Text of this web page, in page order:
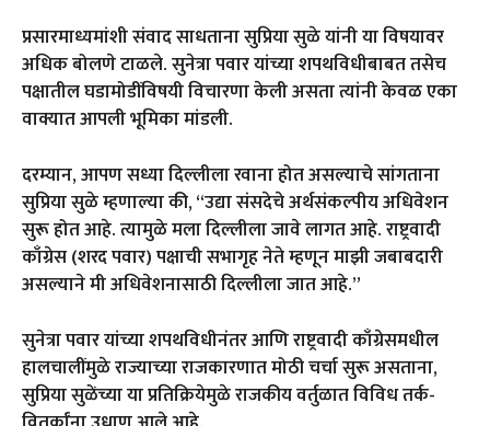
प्रसारमाध्यमांशी संवाद साधताना सुप्रिया सुळे यांनी या विषयावर
अधिक बोलणे टाळले. सुनेत्रा पवार यांच्या शपथविधीबाबत तसेच
पक्षातील घडामोडींविषयी विचारणा केली असता त्यांनी केवळ एका
वाक्यात आपली भूमिका मांडली.
दरम्यान, आपण सध्या दिल्लीला रवाना होत असल्याचे सांगताना
सुप्रिया सुळे म्हणाल्या की, “उद्या संसदेचे अर्थसंकल्पीय अधिवेशन
सुरू होत आहे. त्यामुळे मला दिल्लीला जावे लागत आहे. राष्ट्रवादी
काँग्रेस (शरद पवार) पक्षाची सभागृह नेते म्हणून माझी जबाबदारी
असल्याने मी अधिवेशनासाठी दिल्लीला जात आहे.”
सुनेत्रा पवार यांच्या शपथविधीनंतर आणि राष्ट्रवादी काँग्रेसमधील
हालचालींमुळे राज्याच्या राजकारणात मोठी चर्चा सुरू असताना,
सुप्रिया सुळेंच्या या प्रतिक्रियेमुळे राजकीय वर्तुळात विविध तर्क-